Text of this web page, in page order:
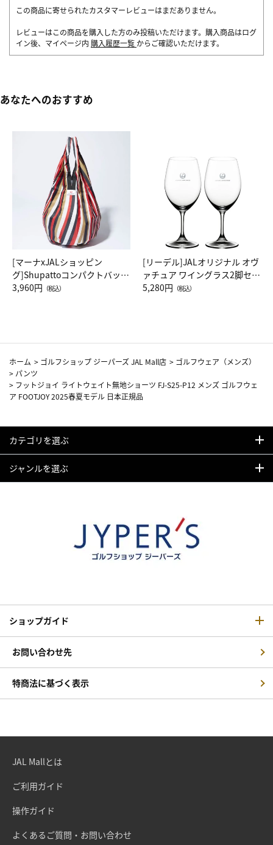
この商品に寄せられたカスタマーレビューはまだありません。
レビューはこの商品を購入した方のみ投稿いただけます。購入商品はログ
イン後、マイページ内 購入履歴一覧 からご確認いただけます。
あなたへのおすすめ
[マーナxJALショッピン
グ]Shupattoコンパクトバッグ
Drop JAL客室乗務員（LC）ス
3,960円 （税込）
[リーデル]JALオリジナル オヴ
ァチュア ワイングラス2脚セッ
ト（レッドワイン）
5,280円 （税込）
ホーム > ゴルフショップ ジーパーズ JAL Mall店 > ゴルフウェア（メンズ）
> パンツ
> フットジョイ ライトウェイト無地ショーツ FJ-S25-P12 メンズ ゴルフウェ
ア FOOTJOY 2025春夏モデル 日本正規品
カテゴリを選ぶ
ジャンルを選ぶ
ショップガイド
お問い合わせ先
特商法に基づく表示
JAL Mallとは
ご利用ガイド
操作ガイド
よくあるご質問・お問い合わせ